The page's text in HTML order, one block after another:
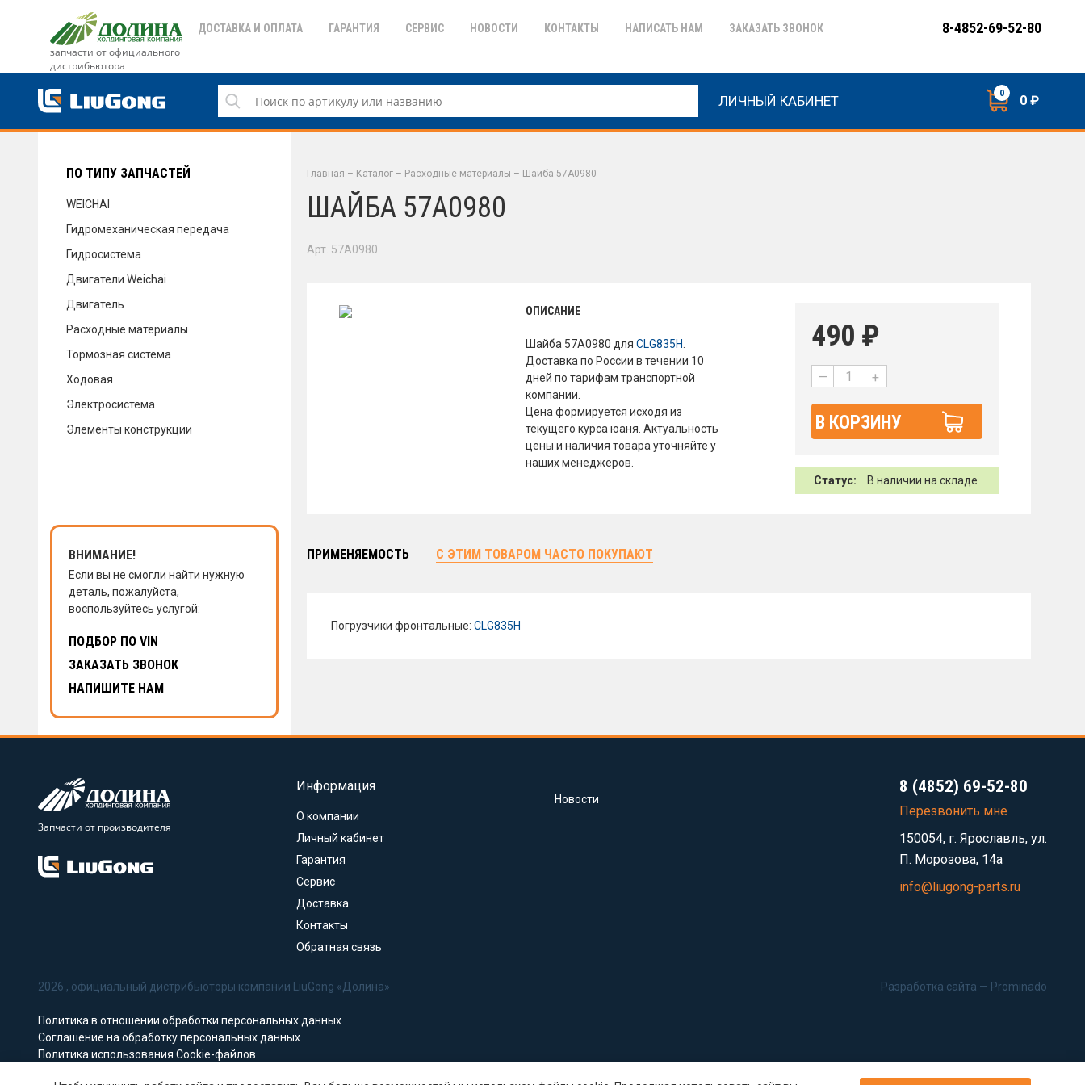
запчасти от официального
дистрибьютора
ДОСТАВКА И ОПЛАТА ГАРАНТИЯ СЕРВИС НОВОСТИ КОНТАКТЫ НАПИСАТЬ НАМ ЗАКАЗАТЬ ЗВОНОК
ДОСТАВКА И ОПЛАТА
СЕРВИС
ЗАКАЗАТЬ ЗВОНОК
8-4852-69-52-80
ЛИЧНЫЙ КАБИНЕТ 0 0 ₽
ПО ТИПУ ЗАПЧАСТЕЙ
WEICHAI
Гидромеханическая передача
Гидросистема
Двигатели Weichai
Двигатель
Расходные материалы
Тормозная система
Ходовая
Электросистема
Элементы конструкции
ВНИМАНИЕ!
Если вы не смогли найти нужную
деталь, пожалуйста,
воспользуйтесь услугой:
ПОДБОР ПО VIN
ЗАКАЗАТЬ ЗВОНОК
НАПИШИТЕ НАМ
Главная – Каталог – Расходные материалы – Шайба 57A0980
ШАЙБА 57A0980
Арт. 57A0980
ОПИСАНИЕ
Шайба 57A0980 дляCLG835H
Доставка по России в течении 10
дней по тарифам транспортной
компании.
Цена формируется исходя из
текущего курса юаня. Актуальность
цены и наличия товара уточняйте у
наших менеджеров.
490 ₽
— +
В КОРЗИНУ
Статус: В наличии на складе
ПРИМЕНЯЕМОСТЬ С ЭТИМ ТОВАРОМ ЧАСТО ПОКУПАЮТ
Погрузчики фронтальные: CLG835H
Запчасти от производителя
Информация
О компании
Личный кабинет
Гарантия
Сервис
Доставка
Контакты
Обратная связь
Новости
8 (4852) 69-52-80
Перезвонить мне
150054, г. Ярославль, ул.
П. Морозова, 14а
info@liugong-parts.ru
2026 , официальный дистрибьюторы компании LiuGong «Долина»
Политика в отношении обработки персональных данных
Соглашение на обработку персональных данных
Политика использования Cookie-файлов
Разработка сайта — Prominado